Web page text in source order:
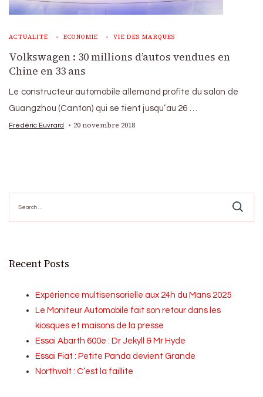
ACTUALITÉ ECONOMIE VIE DES MARQUES
Volkswagen : 30 millions d’autos vendues en
Chine en 33 ans
Le constructeur automobile allemand profite du salon de
Guangzhou (Canton) qui se tient jusqu’au 26 …
Frédéric Euvrard 20 novembre 2018
for:
Recent Posts
Expérience multisensorielle aux 24h du Mans 2025
Le Moniteur Automobile fait son retour dans les
kiosques et maisons de la presse
Essai Abarth 600e : Dr Jekyll & Mr Hyde
Essai Fiat : Petite Panda devient Grande
Northvolt : C’est la faillite